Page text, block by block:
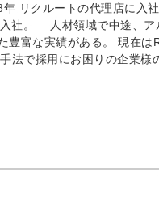
リクルートの代理店に入
社。 人材領域で中途、ア
豊富な実績がある。 現在は
法で採用にお困りの企業様